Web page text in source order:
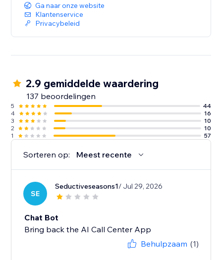
Ga naar onze website
Klantenservice
Privacybeleid
2.9 gemiddelde waardering
137 beoordelingen
5
44
4
16
3
10
2
10
1
57
Sorteren op: Meest recente
SE
Seductiveseasons1/ Jul 29, 2026
Chat Bot
Bring back the AI Call Center App
Behulpzaam (1)